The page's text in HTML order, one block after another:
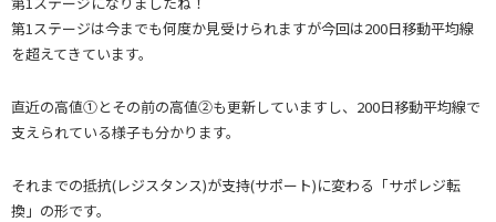
第1ステージは今までも何度か見受けられますが今回は200日移動平均線
を超えてきています。
直近の高値①とその前の高値②も更新していますし、200日移動平均線で
支えられている様子も分かります。
それまでの抵抗(レジスタンス)が支持(サポート)に変わる「サポレジ転
換」の形です。